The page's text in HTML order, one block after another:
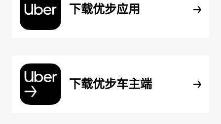
下载优步应用
下载优步车主端